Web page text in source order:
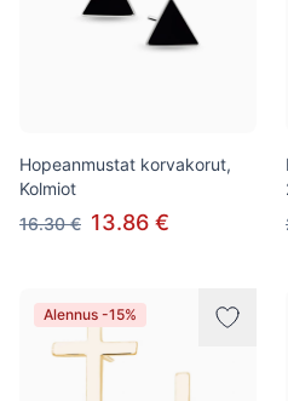
Hopeanmustat korvakorut,
Kolmiot
16.30 € 13.86 €
Alennus -15%